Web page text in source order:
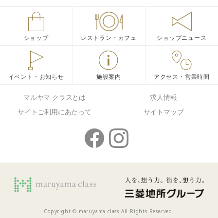
ショップ レストラン・カフェ ショップニュース
イベント・お知らせ 施設案内 アクセス・営業時間
マルヤマ クラスとは
求人情報
サイトご利用にあたって
サイトマップ
Copyright © maruyama class All Rights Reserved.